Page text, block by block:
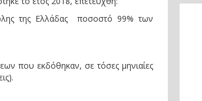
της Ελλάδας ποσοστό 99% των
που εκδόθηκαν, σε τόσες μηνιαίες